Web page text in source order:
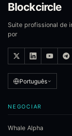
Blockcircle
Suite profissional de
por
Português
NEGOCIAR
Whale Alpha